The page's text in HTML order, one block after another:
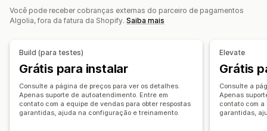
Impulsionamento de produto Vários filtros
Pesquisa personalizada Classificação personalizada
Personalização de exibição
Responsividade para dispositivos móveis
CSS personalizado Estilização personalizada
Exibição de filtro
Filtros personalizados
Ofertas e recomendações
Recomendações de IA
Análises
Testes A/B Taxas de cliques
Taxas de conversão
Sugestões de otimização
Você pode receber cobranças externas do parceiro de pagamentos
Algolia, fora da fatura da Shopify. Saiba mais
Build (para testes)
Grátis para instalar
Consulte a página de preços para ver os detalhes.
Apenas suporte de autoatendimento. Entre em
contato com a equipe de vendas para obter respostas
garantidas, ajuda na configuração e treinamento.
Elevate
Grátis
Consulte a
Apenas
contato com
garantidas,